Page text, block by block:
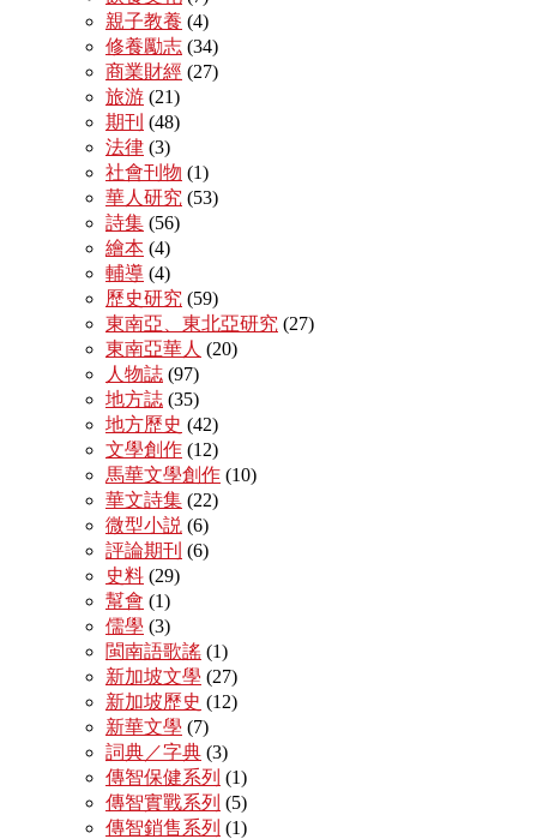
親子教養 (4)
修養勵志 (34)
商業財經 (27)
旅游 (21)
期刊 (48)
法律 (3)
社會刊物 (1)
華人研究 (53)
詩集 (56)
繪本 (4)
輔導 (4)
歷史研究 (59)
東南亞、東北亞研究 (27)
東南亞華人 (20)
人物誌 (97)
地方誌 (35)
地方歷史 (42)
文學創作 (12)
馬華文學創作 (10)
華文詩集 (22)
微型小説 (6)
評論期刊 (6)
史料 (29)
幫會 (1)
儒學 (3)
閩南語歌謠 (1)
新加坡文學 (27)
新加坡歷史 (12)
新華文學 (7)
詞典／字典 (3)
傳智保健系列 (1)
傳智實戰系列 (5)
傳智銷售系列 (1)